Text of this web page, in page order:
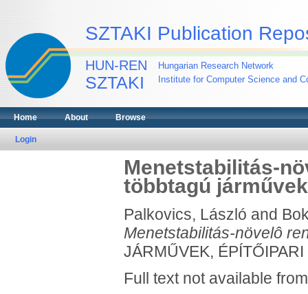
SZTAKI Publication
HUN-REN
SZTAKI
Hungarian Research Network
Institute for Computer Science and
Home About Browse
Login
Menetstabilitás-
többtagú
Palkovics, László and
Menetstabilitás-növelô
JÁRMŰVEK,
Full text not available